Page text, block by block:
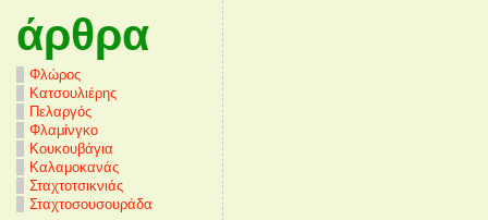
άρθρα
Φλώρος
Κατσουλιέρης
Πελαργός
Φλαμίνγκο
Κουκουβάγια
Καλαμοκανάς
Σταχτοτσικνιάς
Σταχτοσουσουράδα